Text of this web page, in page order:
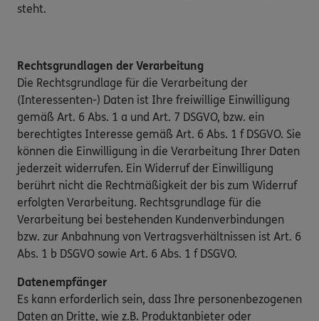
steht.
Rechtsgrundlagen der Verarbeitung
Die Rechtsgrundlage für die Verarbeitung der
(Interessenten-) Daten ist Ihre freiwillige Einwilligung
gemäß Art. 6 Abs. 1 a und Art. 7 DSGVO, bzw. ein
berechtigtes Interesse gemäß Art. 6 Abs. 1 f DSGVO. Sie
können die Einwilligung in die Verarbeitung Ihrer Daten
jederzeit widerrufen. Ein Widerruf der Einwilligung
berührt nicht die Rechtmäßigkeit der bis zum Widerruf
erfolgten Verarbeitung. Rechtsgrundlage für die
Verarbeitung bei bestehenden Kundenverbindungen
bzw. zur Anbahnung von Vertragsverhältnissen ist Art. 6
Abs. 1 b DSGVO sowie Art. 6 Abs. 1 f DSGVO.
Datenempfänger
Es kann erforderlich sein, dass Ihre personenbezogenen
Daten an Dritte, wie z.B. Produktanbieter oder